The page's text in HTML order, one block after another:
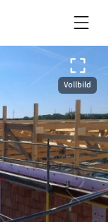
Vollbild